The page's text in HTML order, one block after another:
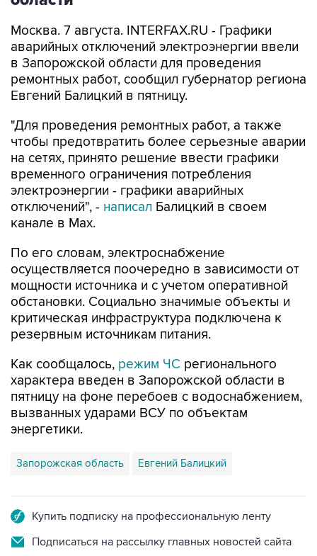
Москва. 7 августа. INTERFAX.RU - Графики
аварийных отключений электроэнергии ввели
в Запорожской области для проведения
ремонтных работ, сообщил губернатор региона
Евгений Балицкий в пятницу.
"Для проведения ремонтных работ, а также
чтобы предотвратить более серьезные аварии
на сетях, принято решение ввести графики
временного ограничения потребления
электроэнергии - графики аварийных
отключений", - написал Балицкий в своем
канале в Max.
По его словам, электроснабжение
осуществляется поочередно в зависимости от
мощности источника и с учетом оперативной
обстановки. Социально значимые объекты и
критическая инфраструктура подключена к
резервным источникам питания.
Как сообщалось, режим ЧС регионального
характера введен в Запорожской области в
пятницу на фоне перебоев с водоснабжением,
вызванных ударами ВСУ по объектам
энергетики.
Запорожская область Евгений Балицкий
Купить подписку на профессиональную ленту
Подписаться на рассылку главных новостей сайта